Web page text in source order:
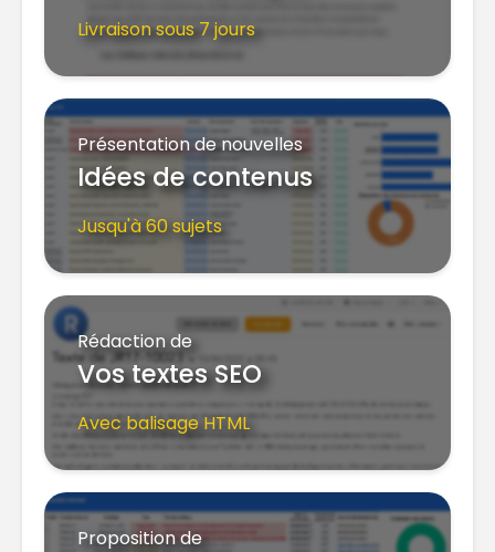
Livraison sous 7 jours
Présentation de nouvelles
Idées de contenus
Jusqu'à 60 sujets
Rédaction de
Vos textes SEO
Avec balisage HTML
Proposition de